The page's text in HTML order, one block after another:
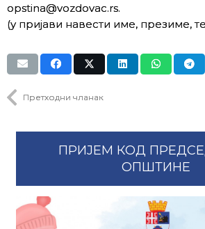
opstina@vozdovac.rs.
(у пријави навести име, презиме,
Претходни чланак
ПРИЈЕМ КОД
ОПШТИНЕ